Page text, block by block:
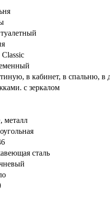
в кабинет, в спальню, в
с зеркалом
сталь